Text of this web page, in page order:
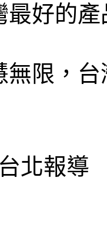
最好的
無限，
北報導